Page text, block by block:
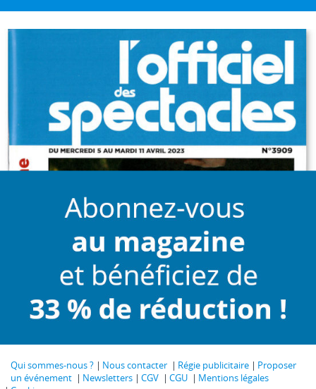
Qui sommes-nous ? Nous contacter Régie publicitaire
Proposer
un événement
Newsletters CGV CGU
Mentions légales